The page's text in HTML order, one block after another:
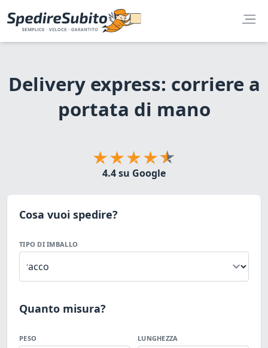
Delivery express: corriere a
portata di mano
4.4 su Google
Cosa vuoi spedire?
TIPO DI IMBALLO
Quanto misura?
PESO LUNGHEZZA